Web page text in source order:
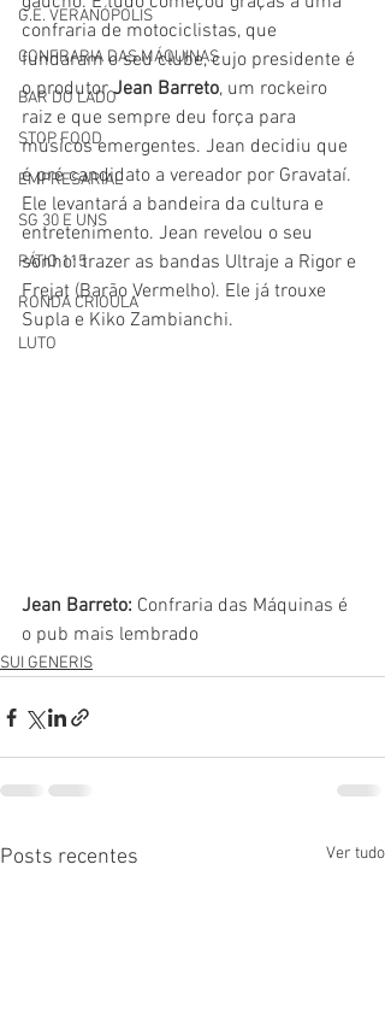
G.E. VERANÓPOLIS
CONFRARIA DAS MÁQUINAS
BAR DO LADO
STOP FOOD
EMPRESARIAL
SG 30 E UNS
PÁTIO 115
RONDA CRIOULA
LUTO
confraria de motociclistas, que
fundaram o seu clube, cujo presidente é
o produtor Jean Barreto, um rockeiro
raiz e que sempre deu força para
músicos emergentes. Jean decidiu que
é pré candidato a vereador por Gravataí.
Ele levantará a bandeira da cultura e
entretenimento. Jean revelou o seu
sonho: trazer as bandas Ultraje a Rigor e
Frejat (Barão Vermelho). Ele já trouxe
Supla e Kiko Zambianchi.
Jean Barreto: Confraria das Máquinas é
o pub mais lembrado
SUI GENERIS
Posts recentes Ver tudo